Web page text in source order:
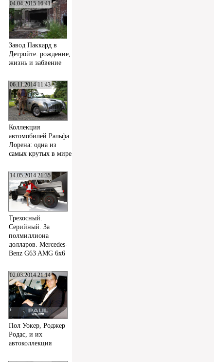
04.04.2015 16:41
Завод Паккард в
Детройте: рождение,
жизнь и забвение
06.11.2014 11:43
Коллекция
автомобилей Ральфа
Лорена: одна из
самых крутых в мире
14.05.2014 21:35
Трехосный.
Серийный. За
полмиллиона
долларов. Mercedes-
Benz G63 AMG 6x6
02.03.2014 21:14
Пол Уокер, Роджер
Родас, и их
автоколлекция